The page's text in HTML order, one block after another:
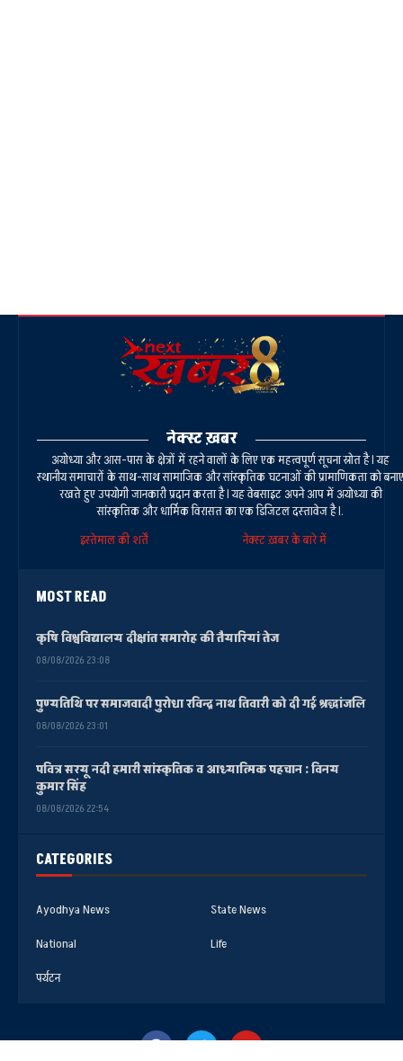
CATEGORIES
Ayodhya News
State News
National
Life
पर्यटन
नेक्स्ट ख़बर
अयोध्या और आस-पास के क्षेत्रों में रहने वालों के लिए एक महत्वपूर्ण सूचना स्रोत है। यह
स्थानीय समाचारों के साथ-साथ सामाजिक और सांस्कृतिक घटनाओं की प्रामाणिकता को बनाए
रखते हुए उपयोगी जानकारी प्रदान करता है। यह वेबसाइट अपने आप में अयोध्या की
सांस्कृतिक और धार्मिक विरासत का एक डिजिटल दस्तावेज है।.
इस्तेमाल की शर्तें
नेक्स्ट ख़बर के बारे में
MOST READ
कृषि विश्वविद्यालय दीक्षांत समारोह की तैयारियां तेज
08/08/2026 23:08
पुण्यतिथि पर समाजवादी पुरोधा रविन्द्र नाथ तिवारी को दी गई श्रद्धांजलि
08/08/2026 23:01
पवित्र सरयू नदी हमारी सांस्कृतिक व आध्यात्मिक पहचान : विनय
कुमार सिंह
08/08/2026 22:54